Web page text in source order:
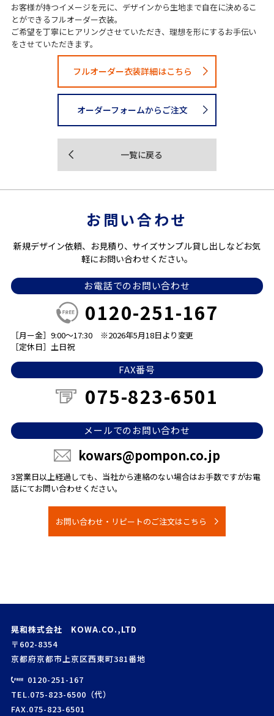
お客様が持つイメージを元に、デザインから生地まで自在に決めるこ
とができるフルオーダー衣装。
ご希望を丁寧にヒアリングさせていただき、理想を形にするお手伝い
をさせていただきます。
フルオーダー衣装詳細はこちら
オーダーフォームからご注文
一覧に戻る
お問い合わせ
新規デザイン依頼、お見積り、サイズサンプル貸し出しなどお気
軽にお問い合わせください。
お電話でのお問い合わせ
0120-251-167
［月ー金］9:00～17:30
※2026年5月18日より変更
［定休日］土日祝
FAX番号
075-823-6501
メールでのお問い合わせ
kowars@pompon.co.jp
3営業日以上経過しても、当社から連絡のない場合はお手数ですがお電
話にてお問い合わせください。
お問い合わせ・リピートのご注文はこちら
晃和株式会社 KOWA.CO.,LTD
〒602-8354
京都府京都市上京区西東町381番地
0120-251-167
TEL.075-823-6500（代）
FAX.075-823-6501